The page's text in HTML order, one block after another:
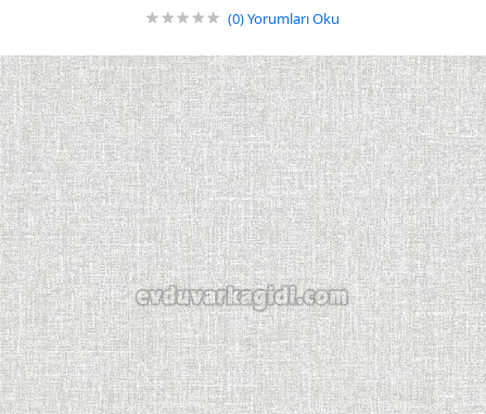
(0)Yorumları Oku